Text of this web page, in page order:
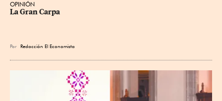
OPINIÓN
La Gran Carpa
Por Redacción El Economista